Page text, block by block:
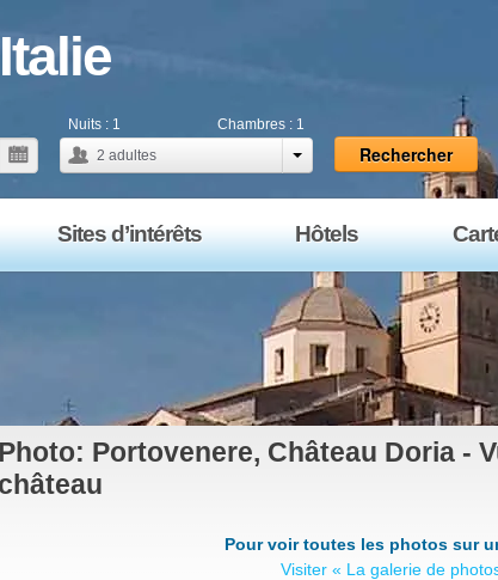
2 adultes
Nuits : 1 Chambres : 1
Rechercher
Sites d’intérêts Hôtels
Photo: Portovenere, Château Doria -
château
Pour voir toutes les photos sur
Visiter « La galerie de